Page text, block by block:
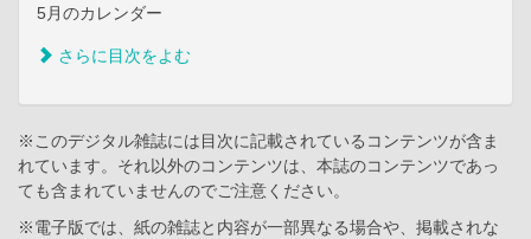
5月のカレンダー
さらに目次をよむ
※このデジタル雑誌には目次に記載されているコンテンツが含ま
れています。それ以外のコンテンツは、本誌のコンテンツであっ
ても含まれていませんのでご注意ください。
※電子版では、紙の雑誌と内容が一部異なる場合や、掲載されな